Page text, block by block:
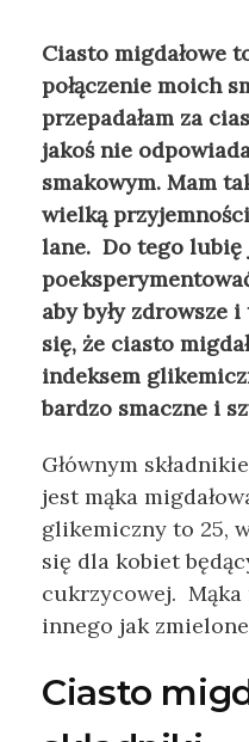
Ciasto migdałowe
połączenie moich
przepadałam za
jakoś nie
smakowym. Mam
wielką
lane. Do tego lubię
aby były zdrowsze
się, że ciasto
indeksem
bardzo smaczne i
Głównym
jest mąka
glikemiczny to 25,
się dla kobiet
cukrzycowej. Mąka
innego jak zmielone
Ciasto